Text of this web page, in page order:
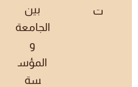
ت
بين
الجامعة
و
المؤس
سة